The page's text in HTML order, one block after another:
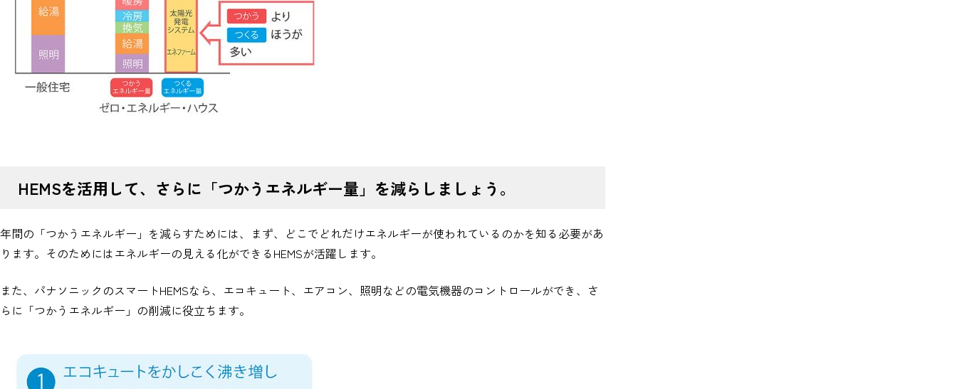
HEMSを活用して、さらに「つかうエネルギー量」を減らしましょう。
年間の「つかうエネルギー」を減らすためには、まず、どこでどれだけエネルギーが使われているのかを知る必要があ
ります。そのためにはエネルギーの見える化ができるHEMSが活躍します。
また、パナソニックのスマートHEMSなら、エコキュート、エアコン、照明などの電気機器のコントロールができ、さ
らに「つかうエネルギー」の削減に役立ちます。